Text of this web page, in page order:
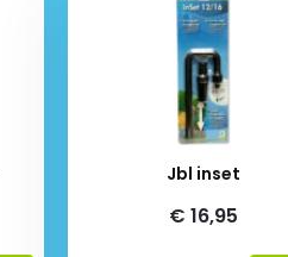
Jbl inset
€ 16,95